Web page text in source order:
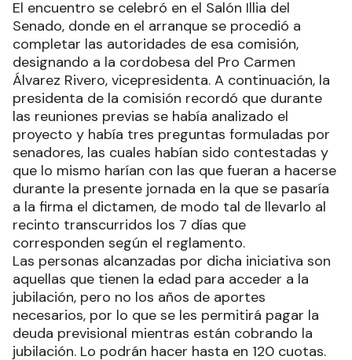
El encuentro se celebró en el Salón Illia del
Senado, donde en el arranque se procedió a
completar las autoridades de esa comisión,
designando a la cordobesa del Pro Carmen
Álvarez Rivero, vicepresidenta. A continuación, la
presidenta de la comisión recordó que durante
las reuniones previas se había analizado el
proyecto y había tres preguntas formuladas por
senadores, las cuales habían sido contestadas y
que lo mismo harían con las que fueran a hacerse
durante la presente jornada en la que se pasaría
a la firma el dictamen, de modo tal de llevarlo al
recinto transcurridos los 7 días que
corresponden según el reglamento.
Las personas alcanzadas por dicha iniciativa son
aquellas que tienen la edad para acceder a la
jubilación, pero no los años de aportes
necesarios, por lo que se les permitirá pagar la
deuda previsional mientras están cobrando la
jubilación. Lo podrán hacer hasta en 120 cuotas.